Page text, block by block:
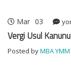
Mar 03
Vergi Usul
Posted byMBA YMM